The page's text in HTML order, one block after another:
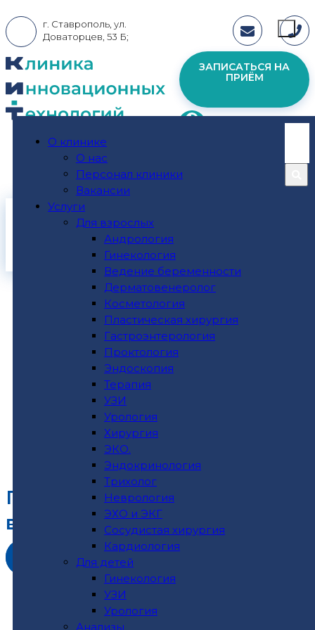
г. Ставрополь, ул.
Доваторцев, 53 Б;
ЗАПИСАТЬСЯ НА
ПРИЁМ
пн - пт: 08:00-19:00; сб - вс: 09:00 - 17:00
О клинике
О нас
Персонал клиники
Вакансии
Услуги
Для взрослых
Андрология
Гинекология
Ведение беременности
Дерматовенеролог
Косметология
Пластическая хирургия
Гастроэнтерология
Проктология
Эндоскопия
Терапия
УЗИ
Урология
Хирургия
ЭКО.
Эндокринология
Трихолог
Неврология
ЭХО и ЭКГ
Сосудистая хирургия
Кардиология
Для детей
Гинекология
УЗИ
Урология
Анализы
Главная
Гастроскопия (ФГДС)
в клинике «КИТ»
Записаться